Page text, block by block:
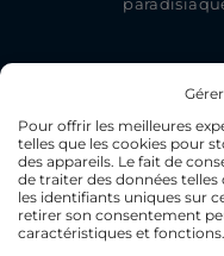
Pour offrir les meilleures
telles que les cookies pour
des appareils. Le fait de
de traiter des données
les identifiants uniques sur
retirer son consentement
caractéristiques et fonctions.